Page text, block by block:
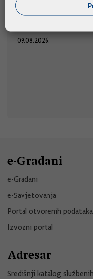
Predsjednik Vlade
Sinjskoj alci,u
09.08.2026.
e-Građani
e-Građani
e-Savjetovanja
Portal otvorenih podataka
Izvozni portal
Adresar
Središnji katalog